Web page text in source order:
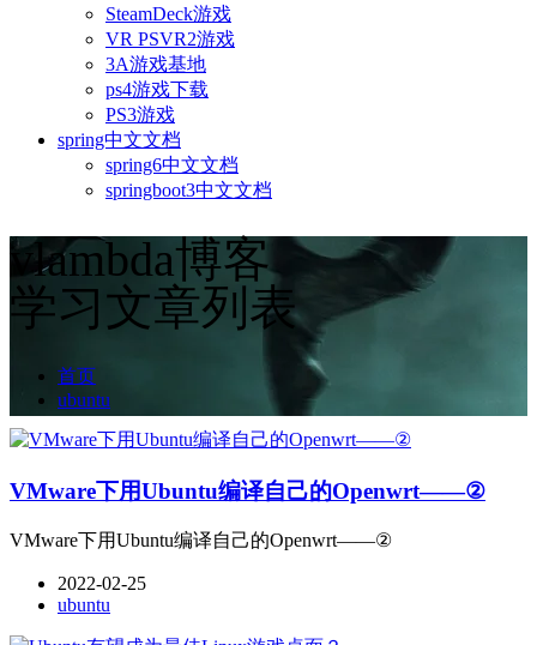
SteamDeck游戏
VR PSVR2游戏
3A游戏基地
ps4游戏下载
PS3游戏
spring中文文档
spring6中文文档
springboot3中文文档
vlambda博客
学习文章列表
首页
ubuntu
VMware下用Ubuntu编译自己的Openwrt——②
VMware下用Ubuntu编译自己的Openwrt——②
2022-02-25
ubuntu